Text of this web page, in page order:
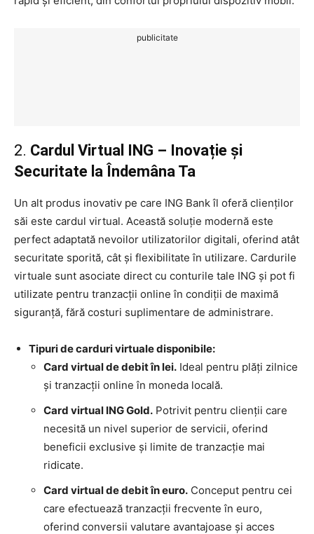
publicitate
2. Cardul Virtual ING – Inovație și
Securitate la Îndemâna Ta
Un alt produs inovativ pe care ING Bank îl oferă clienților
săi este cardul virtual. Această soluție modernă este
perfect adaptată nevoilor utilizatorilor digitali, oferind atât
securitate sporită, cât și flexibilitate în utilizare. Cardurile
virtuale sunt asociate direct cu conturile tale ING și pot fi
utilizate pentru tranzacții online în condiții de maximă
siguranță, fără costuri suplimentare de administrare.
Tipuri de carduri virtuale disponibile:
Card virtual de debit în lei. Ideal pentru plăți zilnice
și tranzacții online în moneda locală.
Card virtual ING Gold. Potrivit pentru clienții care
necesită un nivel superior de servicii, oferind
beneficii exclusive și limite de tranzacție mai
ridicate.
Card virtual de debit în euro. Conceput pentru cei
care efectuează tranzacții frecvente în euro,
oferind conversii valutare avantajoase și acces